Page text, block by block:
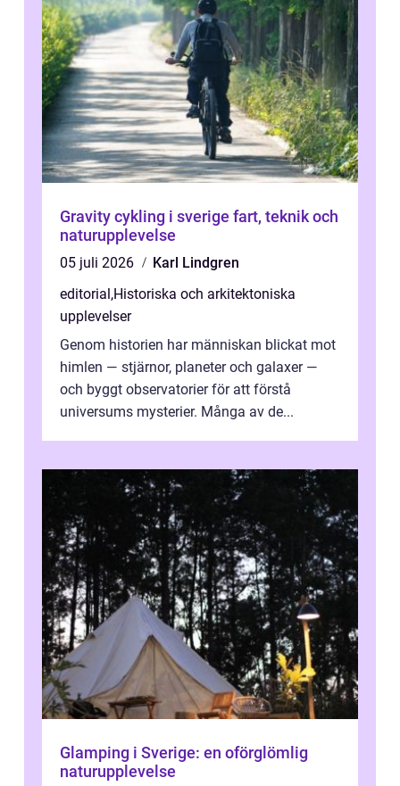
Gravity cykling i sverige fart, teknik och
naturupplevelse
05 juli 2026
Karl Lindgren
editorial ,Historiska och arkitektoniska
upplevelser
Genom historien har människan blickat mot
himlen — stjärnor, planeter och galaxer —
och byggt observatorier för att förstå
universums mysterier. Många av de...
Glamping i Sverige: en oförglömlig
naturupplevelse